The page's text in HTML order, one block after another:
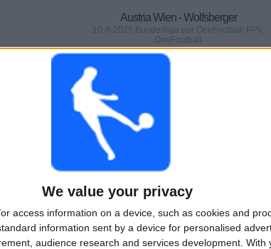
We value your privacy
access information on a device, such as cookies and
information sent by a device for personalised
audience research and services development. With
Austria Wien - Wolfsberger
10-8-2025 Bundesliga por OneFootball PPV,
OneFootball
361
Zonder gratis
WEDSTRIJDEN
Aaneengeschakelde
11
Tegenstanders
MAXIMAAL
5
VS Sturm Graz
TOTAAL
2
COMPETITIES